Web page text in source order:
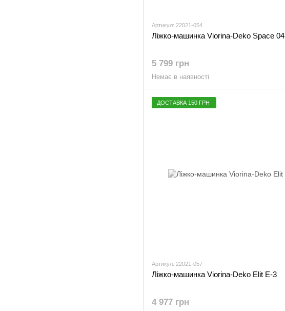
Артикул: 22021-054
Ліжко-машинка Viorina-Deko Space 04
5 799 грн
Немає в наявності
ДОСТАВКА 150 ГРН
Артикул: 22021-057
Ліжко-машинка Viorina-Deko Elit E-3
4 977 грн